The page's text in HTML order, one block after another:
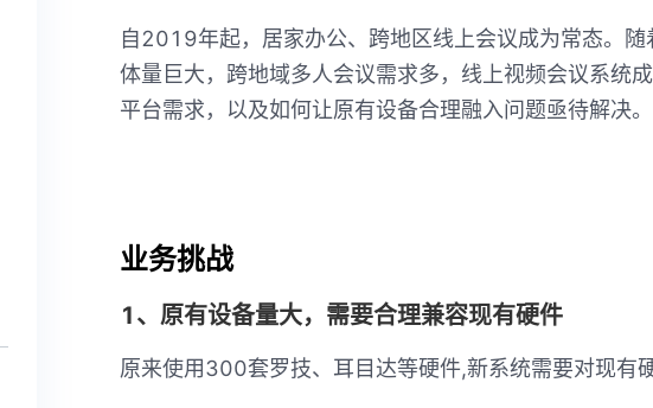
自2019年起，居家办公、跨地区线上会议成为常态。
体量巨大，跨地域多人会议需求多，线上视频会议系统
平台需求，以及如何让原有设备合理融入问题亟待解决。
业务挑战
1、原有设备量大，需要合理兼容现有硬件
原来使用300套罗技、耳目达等硬件,新系统需要对现有